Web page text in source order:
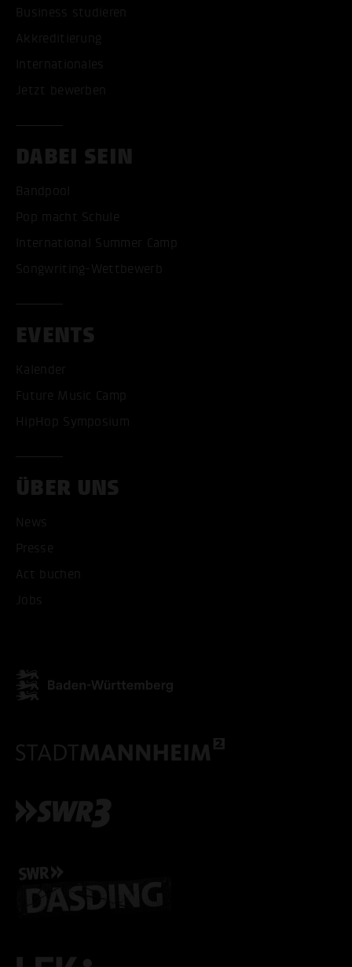
ALLE COOKIES
Business studieren
Akkreditierung
Internationales
Jetzt bewerben
DABEI SEIN
Bandpool
Pop macht Schule
International Summer Camp
Songwriting-Wettbewerb
EVENTS
Kalender
Future Music Camp
HipHop Symposium
ÜBER UNS
News
Presse
Act buchen
Jobs